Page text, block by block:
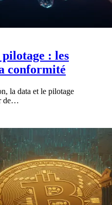
: les
conformité
la data et le pilotage
de…